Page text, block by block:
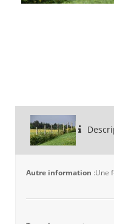
Autre information :Une